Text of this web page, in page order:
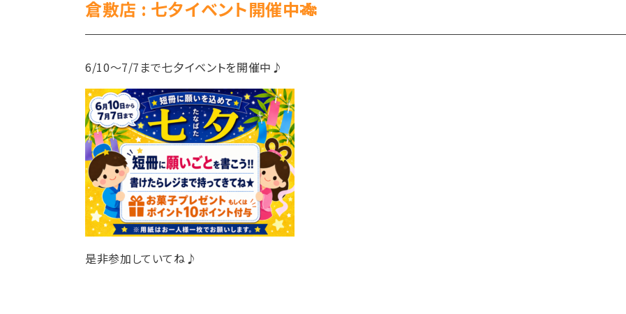
倉敷店 : 七夕イベント開催中🎋
6/10～7/7まで七夕イベントを開催中♪
是非参加していてね♪